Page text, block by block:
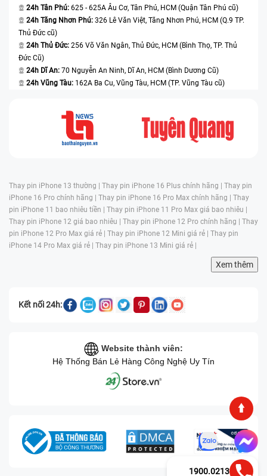
24h Tân Phú: 625 - 625A Âu Cơ, Tân Phú, HCM (Quận Tân Phú cũ)
24h Tăng Nhơn Phú: 326 Lê Văn Việt, Tăng Nhơn Phú, HCM (Q.9 TP.
Thủ Đức cũ)
24h Thủ Đức: 256 Võ Văn Ngân, Thủ Đức, HCM (Bình Thọ, TP. Thủ
Đức Cũ)
24h Dĩ An: 70 Nguyễn An Ninh, Dĩ An, HCM (Bình Dương Cũ)
24h Vũng Tàu: 162A Ba Cu, Vũng Tàu, HCM (TP. Vũng Tàu cũ)
Thay pin iPhone 13 thường | Thay pin iPhone 16 Plus chính hãng | Thay pin
iPhone 16 Pro chính hãng | Thay pin iPhone 16 Pro Max chính hãng | Thay
pin iPhone 11 bao nhiêu tiền | Thay pin iPhone 11 Pro Max giá bao nhiêu |
Thay pin iPhone 12 giá bao nhiêu | Thay pin iPhone 12 Pro chính hãng | Thay
pin iPhone 12 Pro Max giá rẻ | Thay pin iPhone 12 Mini giá rẻ | Thay pin
iPhone 14 Pro Max giá rẻ | Thay pin iPhone 13 Mini giá rẻ |
Xem thêm
Kết nối 24h:
Website thành viên:
Hệ Thống Bán Lẻ Hàng Công Nghệ Uy Tín
1900.0213